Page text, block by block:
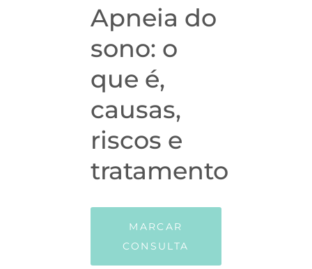
Apneia do
sono: o
que é,
causas,
riscos e
tratamento
MARCAR
CONSULTA